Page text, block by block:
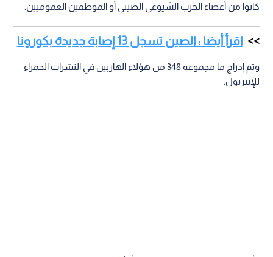
كانوا من أعضاء الحزب الشيوعي الصيني أو الموظفين العموميين.
اقرأ أيضا : الصين تسجل 13 إصابة جديدة بكورونا
وتم إدراج ما مجموعه 348 من هؤلاء الهاربين في النشرات الحمراء
للإنتربول.